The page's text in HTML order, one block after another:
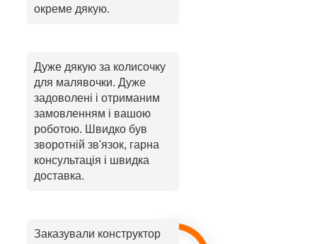
окреме дякую.
Дуже дякую за колисочку
для малявочки. Дуже
задоволені і отриманим
замовленням і вашою
роботою. Швидко був
зворотній зв'язок, гарна
консультація і швидка
доставка.
Заказували конструктор